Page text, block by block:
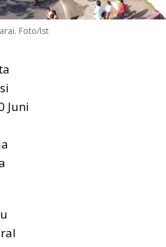
Foto/Ist
Juni